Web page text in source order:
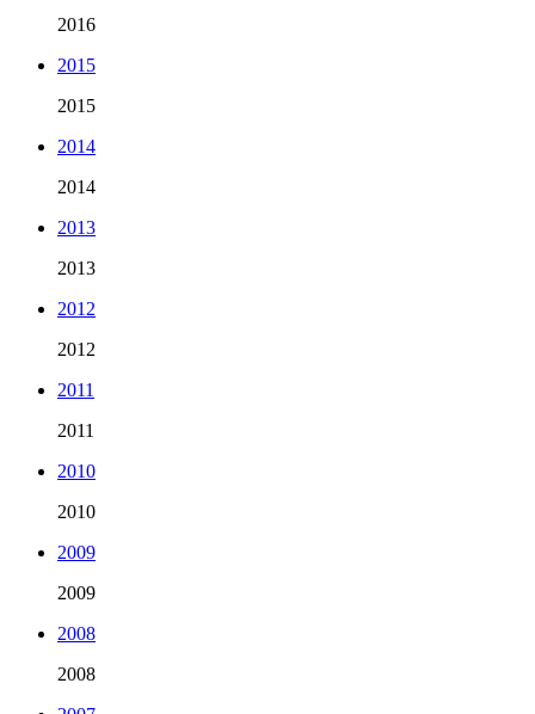
2016
2015
2015
2014
2014
2013
2013
2012
2012
2011
2011
2010
2010
2009
2009
2008
2008